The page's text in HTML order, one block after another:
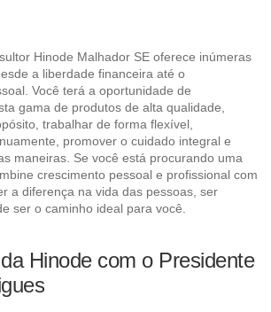
Hinode Malhador SE oferece inúmeras
a liberdade financeira até o
Você terá a oportunidade de
gama de produtos de alta qualidade,
trabalhar de forma flexível,
promover o cuidado integral e
maneiras. Se você está procurando uma
crescimento pessoal e profissional com
a diferença na vida das pessoas, ser
ser o caminho ideal para você.
Hinode com o Presidente